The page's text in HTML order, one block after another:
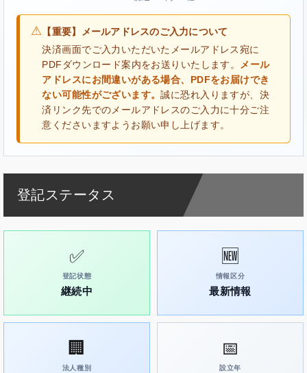
⚠ 【重要】メールアドレスのご入力について
決済画面でご入力いただいたメールアドレス宛に
PDFダウンロード案内をお送りいたします。
メール
アドレスにお間違いがある場合、PDFをお届けでき
ない可能性がございます。誠に恐れ入りますが、決
済リンク先でのメールアドレスのご入力に十分ご注
意くださいますようお願い申し上げます。
登記ステータス
✅
登記状態
継続中
🆕
情報区分
最新情報
🏢
法人種別
📅
設立年